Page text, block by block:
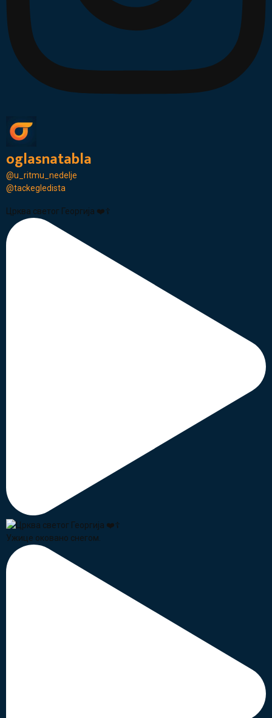
oglasnatabla
@u_ritmu_nedelje
@tackegledista
Црква светог Георгија ❤️☦️
Ужице оковано снегом.